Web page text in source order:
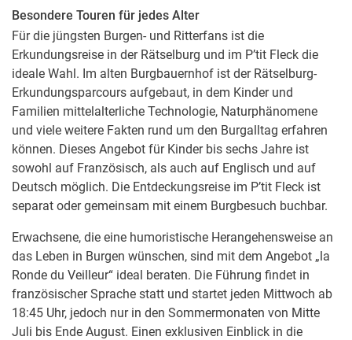
Besondere Touren für jedes Alter
Für die jüngsten Burgen- und Ritterfans ist die
Erkundungsreise in der Rätselburg und im P’tit Fleck die
ideale Wahl. Im alten Burgbauernhof ist der Rätselburg-
Erkundungsparcours aufgebaut, in dem Kinder und
Familien mittelalterliche Technologie, Naturphänomene
und viele weitere Fakten rund um den Burgalltag erfahren
können. Dieses Angebot für Kinder bis sechs Jahre ist
sowohl auf Französisch, als auch auf Englisch und auf
Deutsch möglich. Die Entdeckungsreise im P’tit Fleck ist
separat oder gemeinsam mit einem Burgbesuch buchbar.
Erwachsene, die eine humoristische Herangehensweise an
das Leben in Burgen wünschen, sind mit dem Angebot „la
Ronde du Veilleur“ ideal beraten. Die Führung findet in
französischer Sprache statt und startet jeden Mittwoch ab
18:45 Uhr, jedoch nur in den Sommermonaten von Mitte
Juli bis Ende August. Einen exklusiven Einblick in die